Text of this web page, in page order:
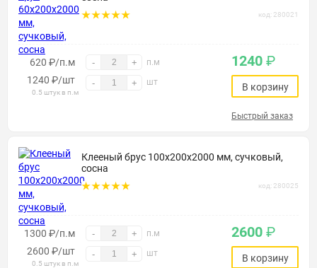
код: 280021
620 ₽/п.м - + п.м
1240 ₽/шт
0.5 штук в п.м
- + шт
1240 ₽
В корзину
Быстрый заказ
Клееный брус 100х200х2000 мм, сучковый,
сосна
код: 280025
1300 ₽/п.м - + п.м
2600 ₽/шт
0.5 штук в п.м
- + шт
2600 ₽
В корзину